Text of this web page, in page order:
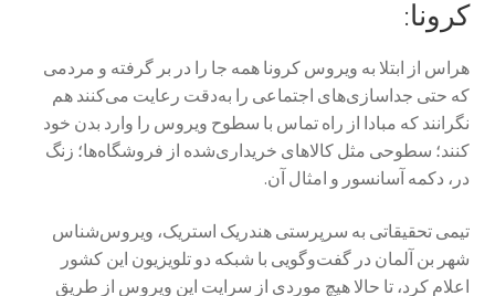
کرونا:
هراس از ابتلا به ویروس کرونا همه جا را در بر گرفته و مردمی
که حتی جداسازی‌های اجتماعی را به‌دقت رعایت می‌کنند هم
نگرانند که مبادا از راه تماس با سطوح ویروس را وارد بدن خود
کنند؛ سطوحی مثل کالاهای خریداری‌شده از فروشگاه‌ها؛ زنگ
در، دکمه آسانسور و امثال آن.
تیمی تحقیقاتی به سرپرستی هندریک استریک، ویروس‌شناس
شهر بن آلمان در گفت‌وگویی با شبکه دو تلویزیون این کشور
اعلام کرد، تا حالا هیچ موردی از سرایت این ویروس از طریق